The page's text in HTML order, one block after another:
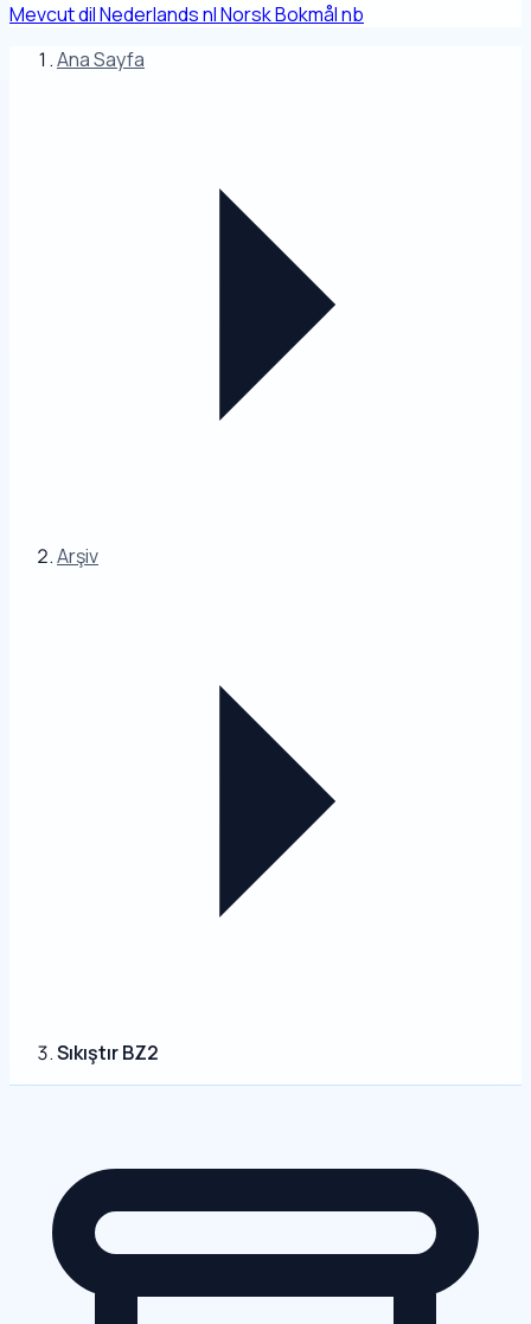
Mevcut dilNederlandsnlNorsk Bokmålnb
Ana Sayfa
Arşiv
Sıkıştır BZ2